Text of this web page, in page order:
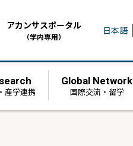
アカンサスポータル
（学内専用） 日本語
産学連携
Global Network
国際交流・留学